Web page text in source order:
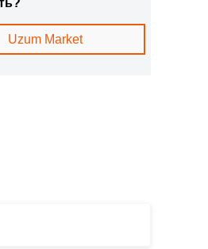
Uzum Market